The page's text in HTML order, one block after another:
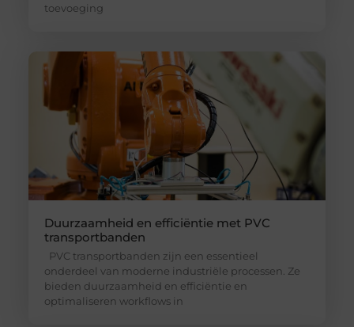
toevoeging
Duurzaamheid en efficiëntie met PVC
transportbanden
PVC transportbanden zijn een essentieel
onderdeel van moderne industriële processen. Ze
bieden duurzaamheid en efficiëntie en
optimaliseren workflows in